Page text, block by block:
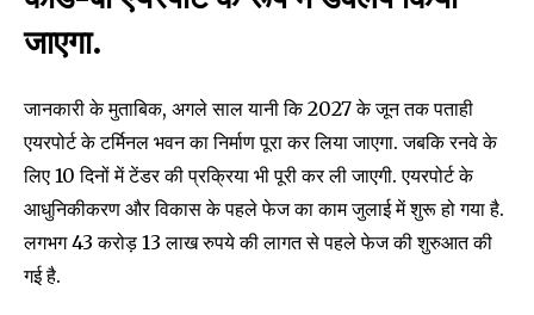
जाएगा.
जानकारी के मुताबिक, अगले साल यानी कि 2027 के जून तक पताही
एयरपोर्ट के टर्मिनल भवन का निर्माण पूरा कर लिया जाएगा. जबकि रनवे के
लिए 10 दिनों में टेंडर की प्रक्रिया भी पूरी कर ली जाएगी. एयरपोर्ट के
आधुनिकीकरण और विकास के पहले फेज का काम जुलाई में शुरू हो गया है.
लगभग 43 करोड़ 13 लाख रुपये की लागत से पहले फेज की शुरुआत की
गई है.